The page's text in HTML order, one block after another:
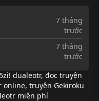
7 tháng
trước
7 tháng
trước
dualeotr, đọc truyện
online, truyện Gekiroku
miễn phí